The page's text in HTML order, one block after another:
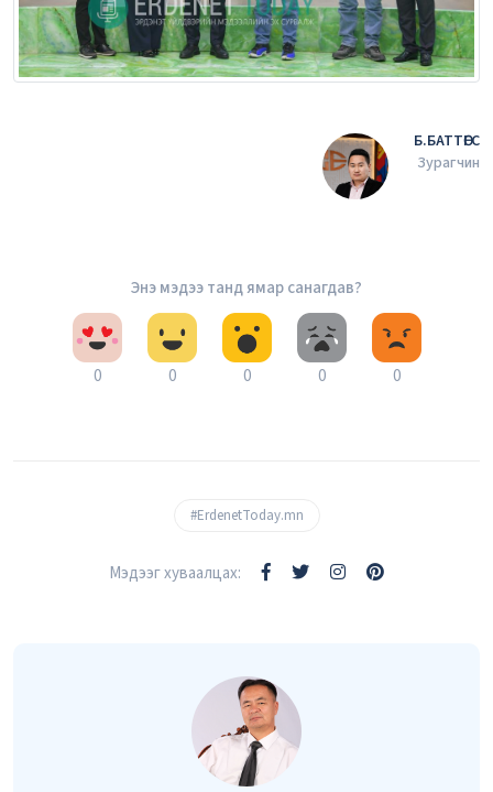
Б.БАТТӨГС
Зурагчин
Энэ мэдээ танд ямар санагдав?
0 0 0 0 0
#ErdenetToday.mn
Мэдээг хуваалцах: